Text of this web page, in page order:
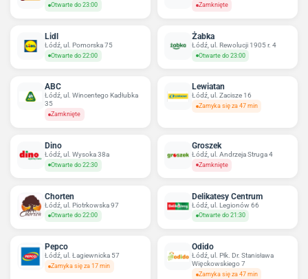
Otwarte do 23:00 Zamknięte
Lidl
Łódź, ul. Pomorska 75
Otwarte do 22:00
Żabka
Łódź, ul. Rewolucji 1905 r. 4
Otwarte do 23:00
ABC
Łódź, ul. Wincentego Kadłubka
35
Zamknięte
Lewiatan
Łódź, ul. Zacisze 16
Zamyka się za 47 min
Dino
Łódź, ul. Wysoka 38a
Otwarte do 22:30
Groszek
Łódź, ul. Andrzeja Struga 4
Zamknięte
Chorten
Łódź, ul. Piotrkowska 97
Otwarte do 22:00
Delikatesy Centrum
Łódź, ul. Legionów 66
Otwarte do 21:30
Pepco
Łódź, ul. Łagiewnicka 57
Zamyka się za 17 min
Odido
Łódź, ul. Płk. Dr. Stanisława
Więckowskiego 7
Zamyka się za 47 min